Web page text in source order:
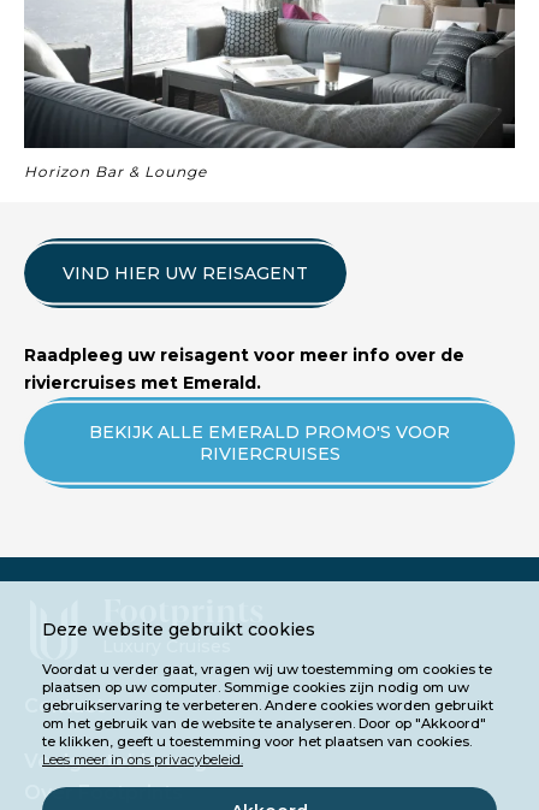
Horizon Bar & Lounge
VIND HIER UW REISAGENT
Raadpleeg uw reisagent voor meer info over de
riviercruises met Emerald.
BEKIJK ALLE EMERALD PROMO'S VOOR
RIVIERCRUISES
Luxury Cruises
Contact
Veelgestelde vragen
Over Footprints
Deze website gebruikt cookies
Voordat u verder gaat, vragen wij uw toestemming om cookies te
plaatsen op uw computer. Sommige cookies zijn nodig om uw
gebruikservaring te verbeteren. Andere cookies worden gebruikt
om het gebruik van de website te analyseren. Door op "Akkoord"
te klikken, geeft u toestemming voor het plaatsen van cookies.
Lees meer in ons privacybeleid.